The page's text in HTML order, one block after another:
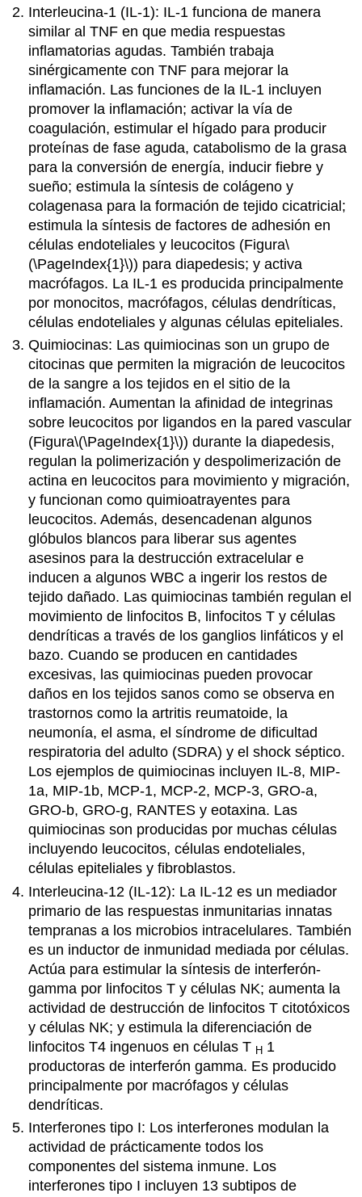
Interleucina-1 (IL-1): IL-1 funciona de manera
similar al TNF en que media respuestas
inflamatorias agudas. También trabaja
sinérgicamente con TNF para mejorar la
inflamación. Las funciones de la IL-1 incluyen
promover la inflamación; activar la vía de
coagulación, estimular el hígado para producir
proteínas de fase aguda, catabolismo de la grasa
para la conversión de energía, inducir fiebre y
sueño; estimula la síntesis de colágeno y
colagenasa para la formación de tejido cicatricial;
estimula la síntesis de factores de adhesión en
células endoteliales y leucocitos (Figura\
(\PageIndex{1}\)) para diapedesis; y activa
macrófagos. La IL-1 es producida principalmente
por monocitos, macrófagos, células dendríticas,
células endoteliales y algunas células epiteliales.
Quimiocinas: Las quimiocinas son un grupo de
citocinas que permiten la migración de leucocitos
de la sangre a los tejidos en el sitio de la
inflamación. Aumentan la afinidad de integrinas
sobre leucocitos por ligandos en la pared vascular
(Figura\(\PageIndex{1}\)) durante la diapedesis,
regulan la polimerización y despolimerización de
actina en leucocitos para movimiento y migración,
y funcionan como quimioatrayentes para
leucocitos. Además, desencadenan algunos
glóbulos blancos para liberar sus agentes
asesinos para la destrucción extracelular e
inducen a algunos WBC a ingerir los restos de
tejido dañado. Las quimiocinas también regulan el
movimiento de linfocitos B, linfocitos T y células
dendríticas a través de los ganglios linfáticos y el
bazo. Cuando se producen en cantidades
excesivas, las quimiocinas pueden provocar
daños en los tejidos sanos como se observa en
trastornos como la artritis reumatoide, la
neumonía, el asma, el síndrome de dificultad
respiratoria del adulto (SDRA) y el shock séptico.
Los ejemplos de quimiocinas incluyen IL-8, MIP-
1a, MIP-1b, MCP-1, MCP-2, MCP-3, GRO-a,
GRO-b, GRO-g, RANTES y eotaxina. Las
quimiocinas son producidas por muchas células
incluyendo leucocitos, células endoteliales,
células epiteliales y fibroblastos.
Interleucina-12 (IL-12): La IL-12 es un mediador
primario de las respuestas inmunitarias innatas
tempranas a los microbios intracelulares. También
es un inductor de inmunidad mediada por células.
Actúa para estimular la síntesis de interferón-
gamma por linfocitos T y células NK; aumenta la
actividad de destrucción de linfocitos T citotóxicos
y células NK; y estimula la diferenciación de
linfocitos T4 ingenuos en células T H 1
productoras de interferón gamma. Es producido
principalmente por macrófagos y células
dendríticas.
Interferones tipo I: Los interferones modulan la
actividad de prácticamente todos los
componentes del sistema inmune. Los
interferones tipo I incluyen 13 subtipos de